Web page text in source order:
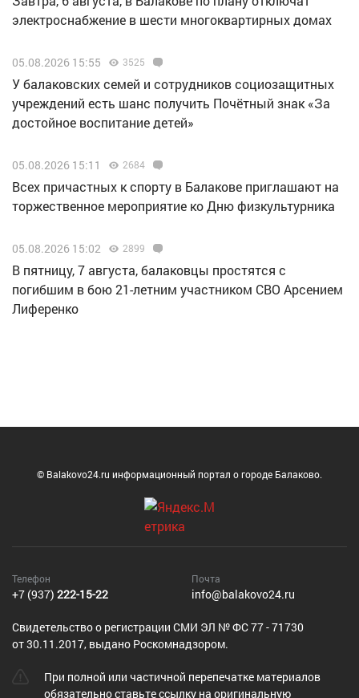
электроснабжение в шести многоквартирных домах
05.08.2026 15:55 3525
У балаковских семей и сотрудников социозащитных
учреждений есть шанс получить Почётный знак «За
достойное воспитание детей»
05.08.2026 15:11 2684
Всех причастных к спорту в Балакове приглашают на
торжественное мероприятие ко Дню физкультурника
05.08.2026 15:02 2899
В пятницу, 7 августа, балаковцы простятся с
погибшим в бою 21-летним участником СВО Арсением
Лиференко
© Balakovo24.ru информационный портал о городе Балаково.
Телефон
+7 (937) 222-15-22
Почта
info@balakovo24.ru
Cвидетельство о регистрации СМИ ЭЛ № ФС 77 - 71730
от 30.11.2017, выдано Роскомнадзором.
При полной или частичной перепечатке материалов
обязательно ставьте ссылку на оригинальную